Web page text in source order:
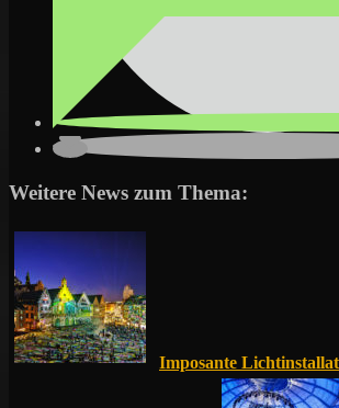
Weitere News zum Thema:
Imposante